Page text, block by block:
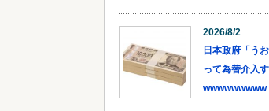
2026/8/2
日本政府「う
って為替介入
wwwwwwwww